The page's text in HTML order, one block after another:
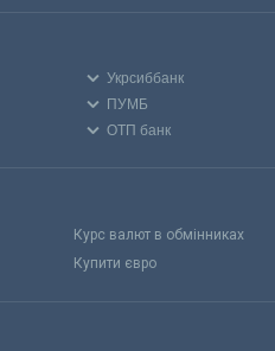
Укрсиббанк
ПУМБ
ОТП банк
Курс валют в обмінниках
Купити євро